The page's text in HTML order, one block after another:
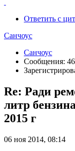
Ответить с
Санчоус
Санчоус
Сообщения:
Re: Ради
литр
2015 г
06 ноя 2014, 08:14